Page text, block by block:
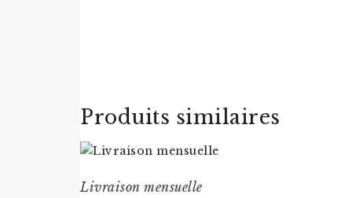
Produits similaires
Livraison mensuelle